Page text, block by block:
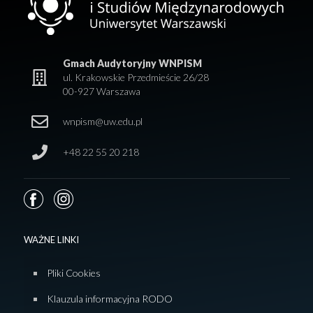
Gmach Audytoryjny WNPISM
ul. Krakowskie Przedmieście 26/28
00-927 Warszawa
wnpism@uw.edu.pl
+48 22 55 20 218
WAŻNE LINKI
Pliki Cookies
Klauzula informacyjna RODO